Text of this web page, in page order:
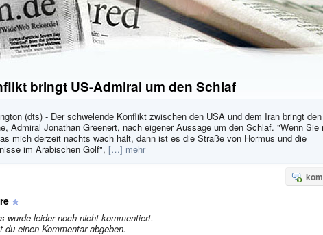
bringt US-Admiral um den Schlaf
(dts) - Der schwelende Konflikt zwischen den USA und dem Iran bringt
Admiral Jonathan Greenert, nach eigener Aussage um den Schlaf. "Wenn Sie
mich derzeit nachts wach hält, dann ist es die Straße von Hormus und die
im Arabischen Golf", […] mehr
wurde leider noch nicht kommentiert.
einen Kommentar abgeben.